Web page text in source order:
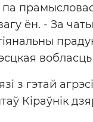
ён. - За
з гэтай
Кіраўнік